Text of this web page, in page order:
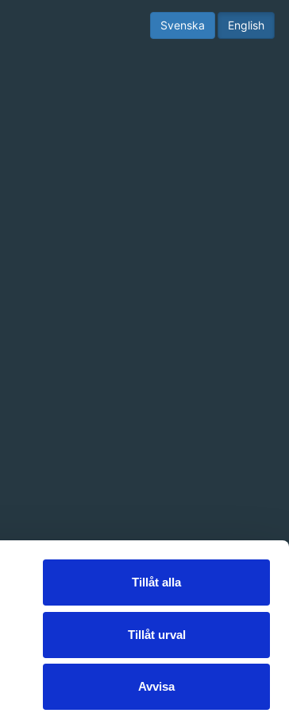
Tillåt alla
Tillåt urval
Avvisa
English
Svenska